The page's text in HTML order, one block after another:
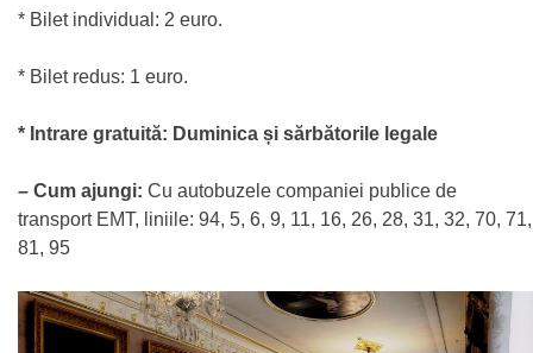
* Bilet individual: 2 euro.
* Bilet redus: 1 euro.
* Intrare gratuită: Duminica și sărbătorile legale
– Cum ajungi: Cu autobuzele companiei publice de
transport EMT, liniile: 94, 5, 6, 9, 11, 16, 26, 28, 31, 32, 70, 71,
81, 95